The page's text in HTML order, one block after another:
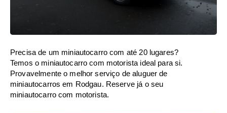
Precisa de um miniautocarro com até 20 lugares?
Temos o miniautocarro com motorista ideal para si.
Provavelmente o melhor serviço de aluguer de
miniautocarros em Rodgau. Reserve já o seu
miniautocarro com motorista.